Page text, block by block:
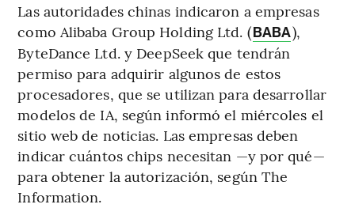
Las autoridades chinas indicaron a empresas
como Alibaba Group Holding Ltd. (BABA),
ByteDance Ltd. y DeepSeek que tendrán
permiso para adquirir algunos de estos
procesadores, que se utilizan para desarrollar
modelos de IA, según informó el miércoles el
sitio web de noticias. Las empresas deben
indicar cuántos chips necesitan —y por qué—
para obtener la autorización, según The
Information.